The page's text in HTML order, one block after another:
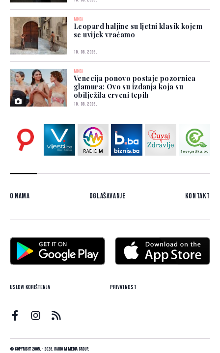
MODA
Leopard haljine su ljetni klasik kojem
se uvijek vraćamo
10. 08. 2026.
MODA
Venecija ponovo postaje pozornica
glamura: Ovo su izdanja koja su
obilježila crveni tepih
10. 08. 2026.
O nama Oglašavanje Kontakt
Uslovi korištenja Privatnost
© Copyright 2005. - 2026. Radio M Media Group.